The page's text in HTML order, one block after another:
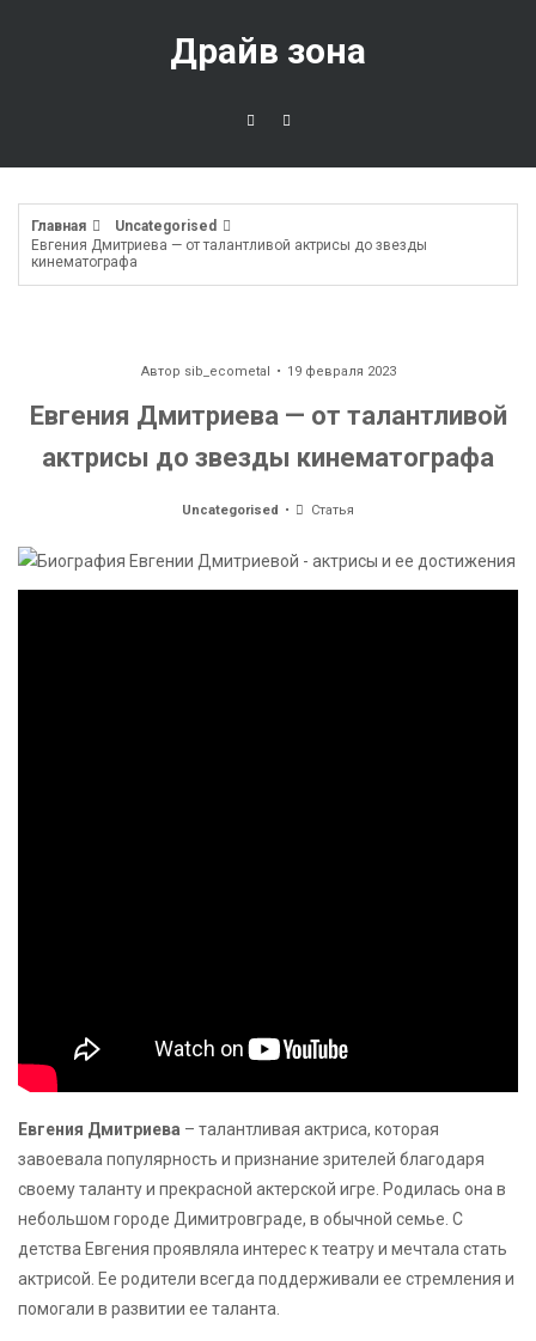
Драйв зона
Главная
Uncategorised
Евгения Дмитриева — от талантливой актрисы до звезды
кинематографа
Автор sib_ecometal 19 февраля 2023
Евгения Дмитриева — от талантливой
актрисы до звезды кинематографа
Uncategorised Статья
Евгения Дмитриева – талантливая актриса, которая
завоевала популярность и признание зрителей благодаря
своему таланту и прекрасной актерской игре. Родилась она в
небольшом городе Димитровграде, в обычной семье. С
детства Евгения проявляла интерес к театру и мечтала стать
актрисой. Ее родители всегда поддерживали ее стремления и
помогали в развитии ее таланта.